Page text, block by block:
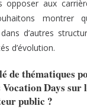
opposer aux
montrer
d’autres
d’évolution.
de thématiques
Days sur
public ?